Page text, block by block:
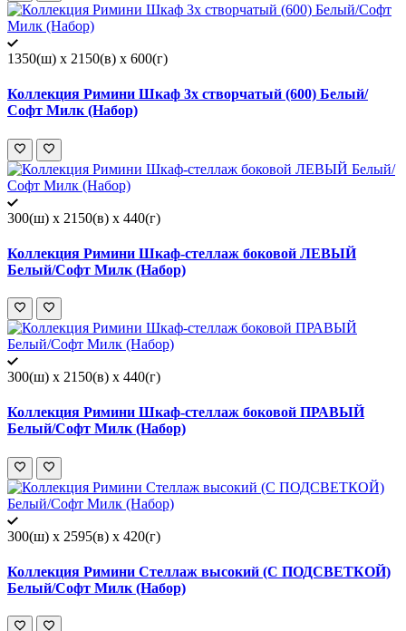
1350(ш) x 2150(в) x 600(г)
Коллекция Римини Шкаф 3х створчатый (600) Белый/
Софт Милк (Набор)
300(ш) x 2150(в) x 440(г)
Коллекция Римини Шкаф-стеллаж боковой ЛЕВЫЙ
Белый/Софт Милк (Набор)
300(ш) x 2150(в) x 440(г)
Коллекция Римини Шкаф-стеллаж боковой ПРАВЫЙ
Белый/Софт Милк (Набор)
300(ш) x 2595(в) x 420(г)
Коллекция Римини Стеллаж высокий (С ПОДСВЕТКОЙ)
Белый/Софт Милк (Набор)